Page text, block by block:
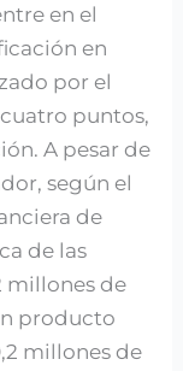
en el
en
por el
puntos,
A pesar de
según el
de
de las
millones de
producto
millones de